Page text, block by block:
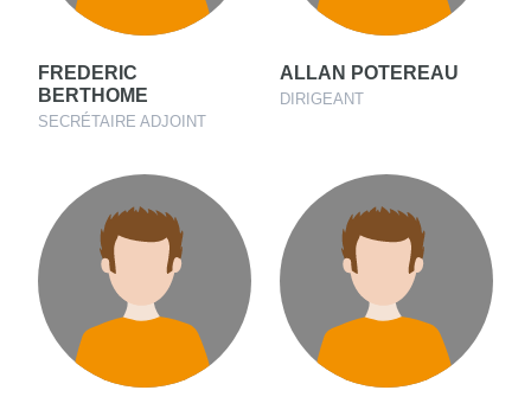
FREDERIC
BERTHOME
SECRÉTAIRE ADJOINT
ALLAN POTEREAU
DIRIGEANT